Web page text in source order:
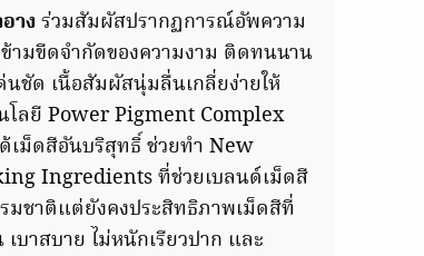
างร่วมสัมผัสปรากฏการณ์อัพความ
ามขีดจำกัดของความงาม ติดทนนาน
นชัด เนื้อสัมผัสนุ่มลื่นเกลี่ยง่ายให้
ลยี Power Pigment Complex
เม็ดสีอันบริสุทธิ์ ช่วยทำ New
Ingredients ที่ช่วยเบลนด์เม็ดสี
มชาติแต่ยังคงประสิทธิภาพเม็ดสีที่
บาสบาย ไม่หนักเรียวปาก และ